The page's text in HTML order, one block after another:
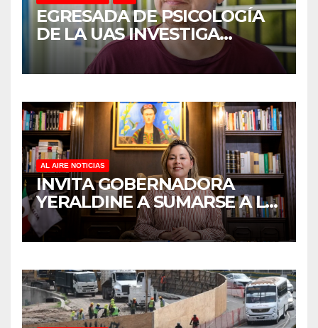
EGRESADA DE PSICOLOGÍA
DE LA UAS INVESTIGA
DUELO ANTICIPADO Y
SOBRECARGA EN
MAYORES
AL AIRE NOTICIAS
INVITA GOBERNADORA
YERALDINE A SUMARSE A LA
JORNADA NACIONAL DE
REFORESTACIÓN;
DE ÁRBOLES